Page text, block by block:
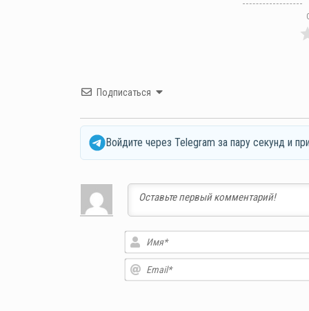
Подписаться
Войдите через Telegram за пару секунд и